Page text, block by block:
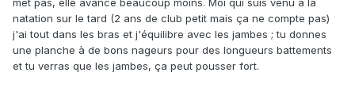
natation sur le tard (2 ans de club petit mais ça ne compte pas)
j'ai tout dans les bras et j'équilibre avec les jambes ; tu donnes
une planche à de bons nageurs pour des longueurs battements
et tu verras que les jambes, ça peut pousser fort.